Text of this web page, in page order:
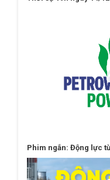
Phim ngắn: Động lực